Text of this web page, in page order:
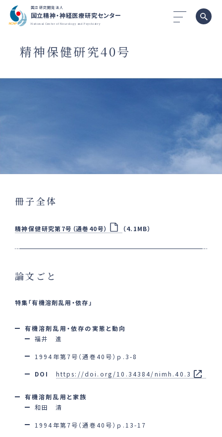
国立研究開発法人
国立精神・神経医療研究センター
National Center of Neurology and Psychiatry
精神保健研究40号
冊子全体
精神保健研究第7号（通巻40号） （4.1MB）
論文ごと
特集「有機溶剤乱用・依存」
有機溶剤乱用・依存の実態と動向
福井 進
1994年第7号（通巻40号）ｐ.3-8
DOI https://doi.org/10.34384/nimh.40.3
有機溶剤乱用と家族
和田 清
1994年第7号（通巻40号）ｐ.13-17